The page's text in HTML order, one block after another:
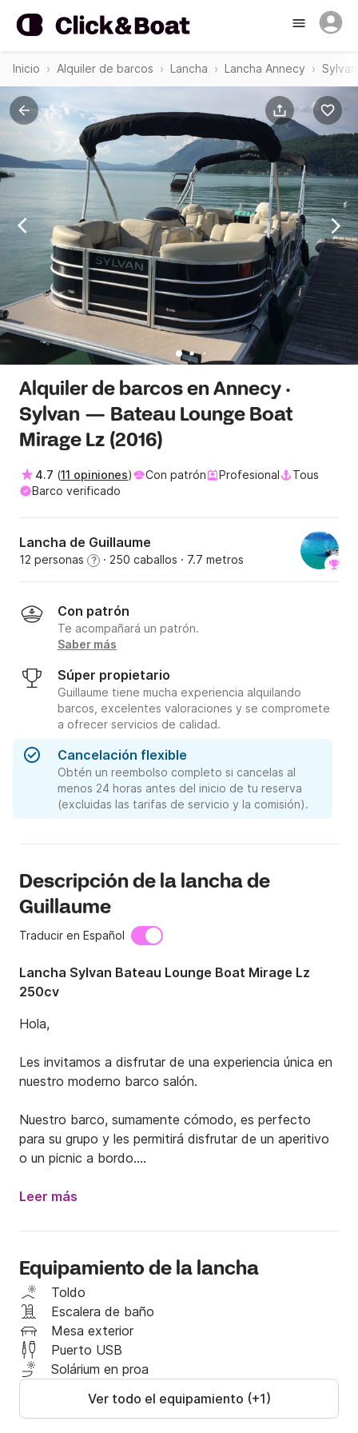
Inicio Alquiler de barcos Lancha Lancha Annecy
Alquiler de barcos en Annecy ·
Sylvan — Bateau Lounge Boat
Mirage Lz (2016)
4.7 (11 opiniones) Con patrón Profesional
Tous
Barco verificado
Lancha de Guillaume
12 personas ? · 250 caballos · 7.7 metros
Con patrón
Te acompañará un patrón.
Saber más
Súper propietario
Guillaume tiene mucha experiencia alquilando
barcos, excelentes valoraciones y se compromete
a ofrecer servicios de calidad.
Cancelación flexible
Obtén un reembolso completo si cancelas al
menos 24 horas antes del inicio de tu reserva
(excluidas las tarifas de servicio y la comisión).
Descripción de la lancha de
Guillaume
Traducir en Español
Lancha Sylvan Bateau Lounge Boat Mirage Lz
250cv
Hola,
Les invitamos a disfrutar de una experiencia única en
nuestro moderno barco salón.
Nuestro barco, sumamente cómodo, es perfecto
para su grupo y les permitirá disfrutar de un aperitivo
o un picnic a bordo.
Les sugerimos una excursión para apreciar
aperitivo en el barco.
Disponemos de cómodas zonas con sofás y mesas a
bordo. Con música ambiental, vivirán momentos
inolvidables.
Podemos organizar el aperitivo por un costo
adicional, o si lo prefieren, pueden traer el suyo.
Zarparán para descubrir las maravillas del lago de
Leer más
Equipamiento de la lancha
Toldo
Escalera de baño
Mesa exterior
Puerto USB
Solárium en proa
Ver todo el equipamiento (+1)